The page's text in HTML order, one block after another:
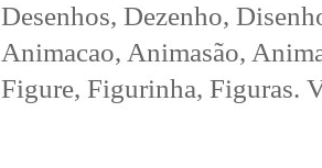
Desenhos, Dezenho,
Animacao, Animasão,
Figure, Figurinha, Figuras.